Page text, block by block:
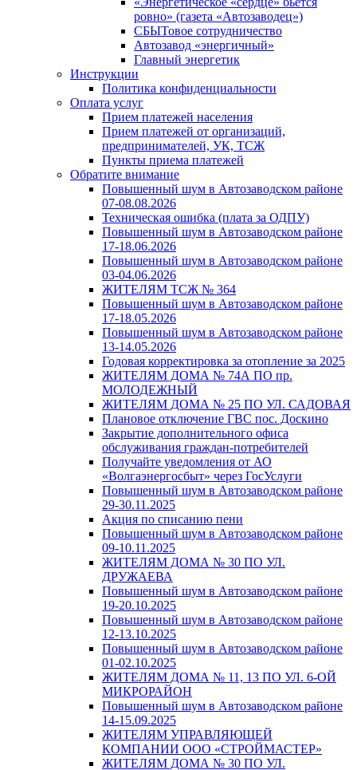
ровно» (газета «Автозаводец»)
СБЫТовое сотрудничество
Автозавод «энергичный»
Главный энергетик
Инструкции
Политика конфиденциальности
Оплата услуг
Прием платежей населения
Прием платежей от организаций,
предпринимателей, УК, ТСЖ
Пункты приема платежей
Обратите внимание
Повышенный шум в Автозаводском районе
07-08.08.2026
Техническая ошибка (плата за ОДПУ)
Повышенный шум в Автозаводском районе
17-18.06.2026
Повышенный шум в Автозаводском районе
03-04.06.2026
ЖИТЕЛЯМ ТСЖ № 364
Повышенный шум в Автозаводском районе
17-18.05.2026
Повышенный шум в Автозаводском районе
13-14.05.2026
Годовая корректировка за отопление за 2025
ЖИТЕЛЯМ ДОМА № 74А ПО пр.
МОЛОДЕЖНЫЙ
ЖИТЕЛЯМ ДОМА № 25 ПО УЛ. САДОВАЯ
Плановое отключение ГВС пос. Доскино
Закрытие дополнительного офиса
обслуживания граждан-потребителей
Получайте уведомления от АО
«Волгаэнергосбыт» через ГосУслуги
Повышенный шум в Автозаводском районе
29-30.11.2025
Акция по списанию пени
Повышенный шум в Автозаводском районе
09-10.11.2025
ЖИТЕЛЯМ ДОМА № 30 ПО УЛ.
ДРУЖАЕВА
Повышенный шум в Автозаводском районе
19-20.10.2025
Повышенный шум в Автозаводском районе
12-13.10.2025
Повышенный шум в Автозаводском районе
01-02.10.2025
ЖИТЕЛЯМ ДОМА № 11, 13 ПО УЛ. 6-ОЙ
МИКРОРАЙОН
Повышенный шум в Автозаводском районе
14-15.09.2025
ЖИТЕЛЯМ УПРАВЛЯЮЩЕЙ
КОМПАНИИ ООО «СТРОЙМАСТЕР»
ЖИТЕЛЯМ ДОМА № 30 ПО УЛ.